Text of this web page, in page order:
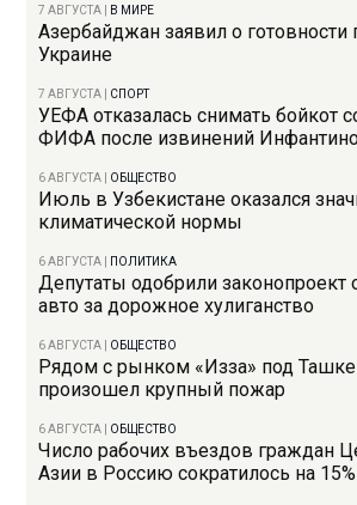
7 АВГУСТА В МИРЕ
Азербайджан заявил о готовности
Украине
7 АВГУСТА СПОРТ
УЕФА отказалась снимать бойкот
ФИФА после извинений
6 АВГУСТА ОБЩЕСТВО
Июль в Узбекистане оказался
климатической нормы
6 АВГУСТА ПОЛИТИКА
Депутаты одобрили законопроект
авто за дорожное хулиганство
6 АВГУСТА ОБЩЕСТВО
Рядом с рынком «Изза» под
произошел крупный пожар
6 АВГУСТА ОБЩЕСТВО
Число рабочих въездов граждан
Азии в Россию сократилось на 15%